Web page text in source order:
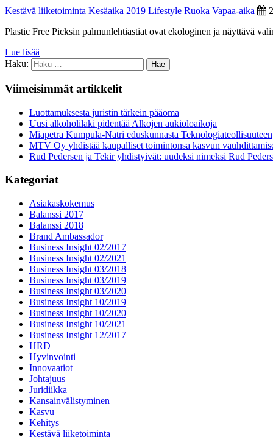
Kestävä liiketoiminta Kesäaika 2019 Lifestyle Ruoka Vapaa-aika
Plastic Free Picksin palmunlehtiastiat ovat ekologinen ja näyttävä
Lue lisää
Haku:
Viimeisimmät artikkelit
Luottamuksesta juristin tärkein pääoma
Uusi alkoholilaki pidentää Alkojen aukioloaikoja
Miapetra Kumpula-Natri eduskunnasta Teknologiateollisuuteen
MTV Oy yhdistää kaupalliset toimintonsa kasvun
Rud Pedersen ja Tekir yhdistyivät: uudeksi nimeksi Rud
Kategoriat
Asiakaskokemus
Balanssi 2017
Balanssi 2018
Brand Ambassador
Business Insight 02/2017
Business Insight 02/2021
Business Insight 03/2018
Business Insight 03/2019
Business Insight 03/2020
Business Insight 10/2019
Business Insight 10/2020
Business Insight 10/2021
Business Insight 12/2017
HRD
Hyvinvointi
Innovaatiot
Johtajuus
Juridiikka
Kansainvälistyminen
Kasvu
Kehitys
Kestävä liiketoiminta